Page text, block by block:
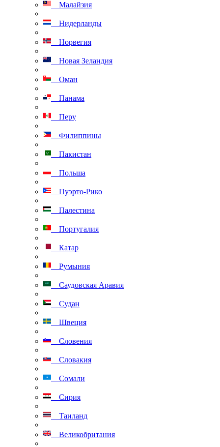
Малайзия
Нидерланды
Норвегия
Новая Зеландия
Оман
Панама
Перу
Филиппины
Пакистан
Польша
Пуэрто-Рико
Палестина
Португалия
Катар
Румыния
Саудовская Аравия
Судан
Швеция
Словения
Словакия
Сомали
Сирия
Таиланд
Великобритания